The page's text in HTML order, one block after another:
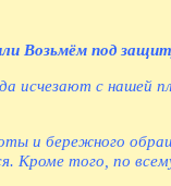
Возьмём под
с нашей
и бережного
того, по